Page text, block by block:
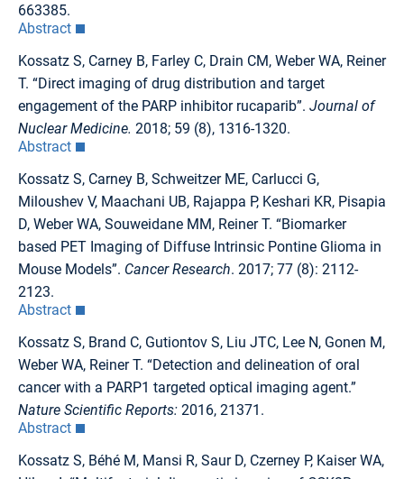
663385.
Abstract
Kossatz S, Carney B, Farley C, Drain CM, Weber WA, Reiner
T. “Direct imaging of drug distribution and target
engagement of the PARP inhibitor rucaparib”. Journal of
Nuclear Medicine. 2018; 59 (8), 1316-1320.
Abstract
Kossatz S, Carney B, Schweitzer ME, Carlucci G,
Miloushev V, Maachani UB, Rajappa P, Keshari KR, Pisapia
D, Weber WA, Souweidane MM, Reiner T. “Biomarker
based PET Imaging of Diffuse Intrinsic Pontine Glioma in
Mouse Models”. Cancer Research. 2017; 77 (8): 2112-
2123.
Abstract
Kossatz S, Brand C, Gutiontov S, Liu JTC, Lee N, Gonen M,
Weber WA, Reiner T. “Detection and delineation of oral
cancer with a PARP1 targeted optical imaging agent.”
Nature Scientific Reports: 2016, 21371.
Abstract
Kossatz S, Béhé M, Mansi R, Saur D, Czerney P, Kaiser WA,